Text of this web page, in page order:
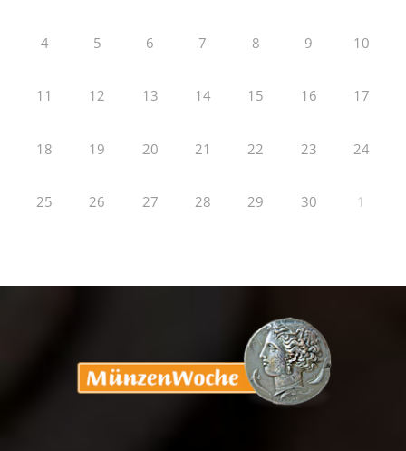
4 5 6 7 8 9 10
11 12 13 14 15 16 17
18 19 20 21 22 23 24
25 26 27 28 29 30 1